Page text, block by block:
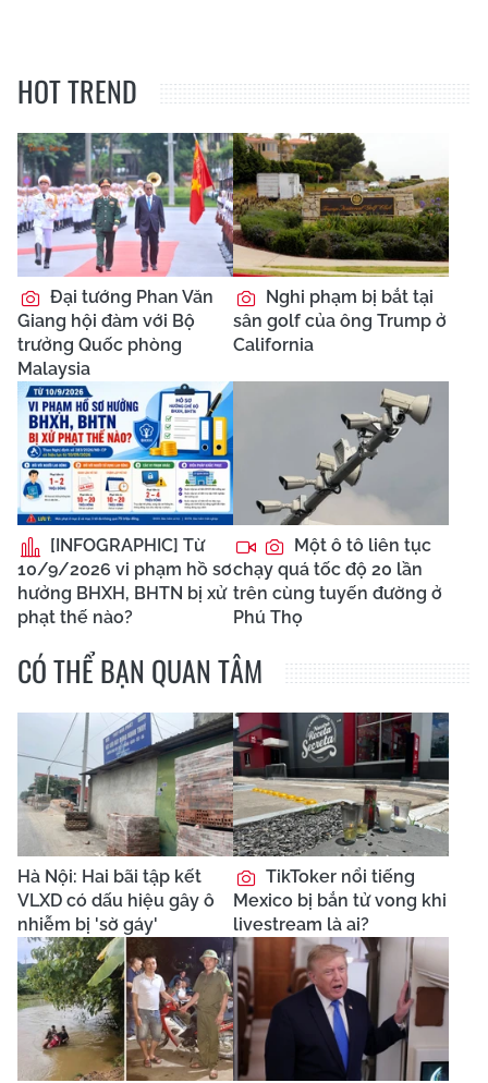
HOT TREND
Đại tướng Phan Văn
Giang hội đàm với Bộ
trưởng Quốc phòng
Malaysia
Nghi phạm bị bắt tại
sân golf của ông Trump ở
California
[INFOGRAPHIC] Từ
10/9/2026 vi phạm hồ sơ
hưởng BHXH, BHTN bị xử
phạt thế nào?
Một ô tô liên tục
chạy quá tốc độ 20 lần
trên cùng tuyến đường ở
Phú Thọ
CÓ THỂ BẠN QUAN TÂM
Hà Nội: Hai bãi tập kết
VLXD có dấu hiệu gây ô
nhiễm bị 'sờ gáy'
TikToker nổi tiếng
Mexico bị bắn tử vong khi
livestream là ai?